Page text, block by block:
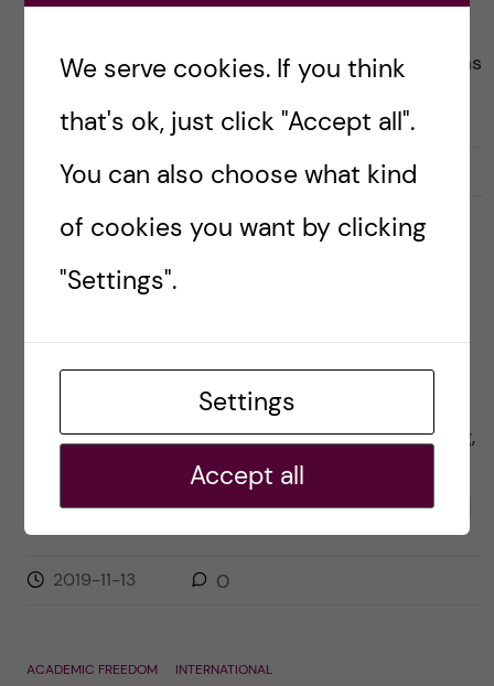
säkerhetslag infördes tidigare i Hongkong av Kinas
2020-12-07 0
On the situation in Hong
Kong
Ole Petter Ottersen
A couple of days ago, but published this morning,
I wrote a blog post with a link to a text about
Hong Kong that I published in August. The last […]
2019-11-13 0
ACADEMIC FREEDOM INTERNATIONAL
We serve cookies. If you think
that's ok, just click "Accept all".
You can also choose what kind
of cookies you want by clicking
"Settings".
Settings
Accept all